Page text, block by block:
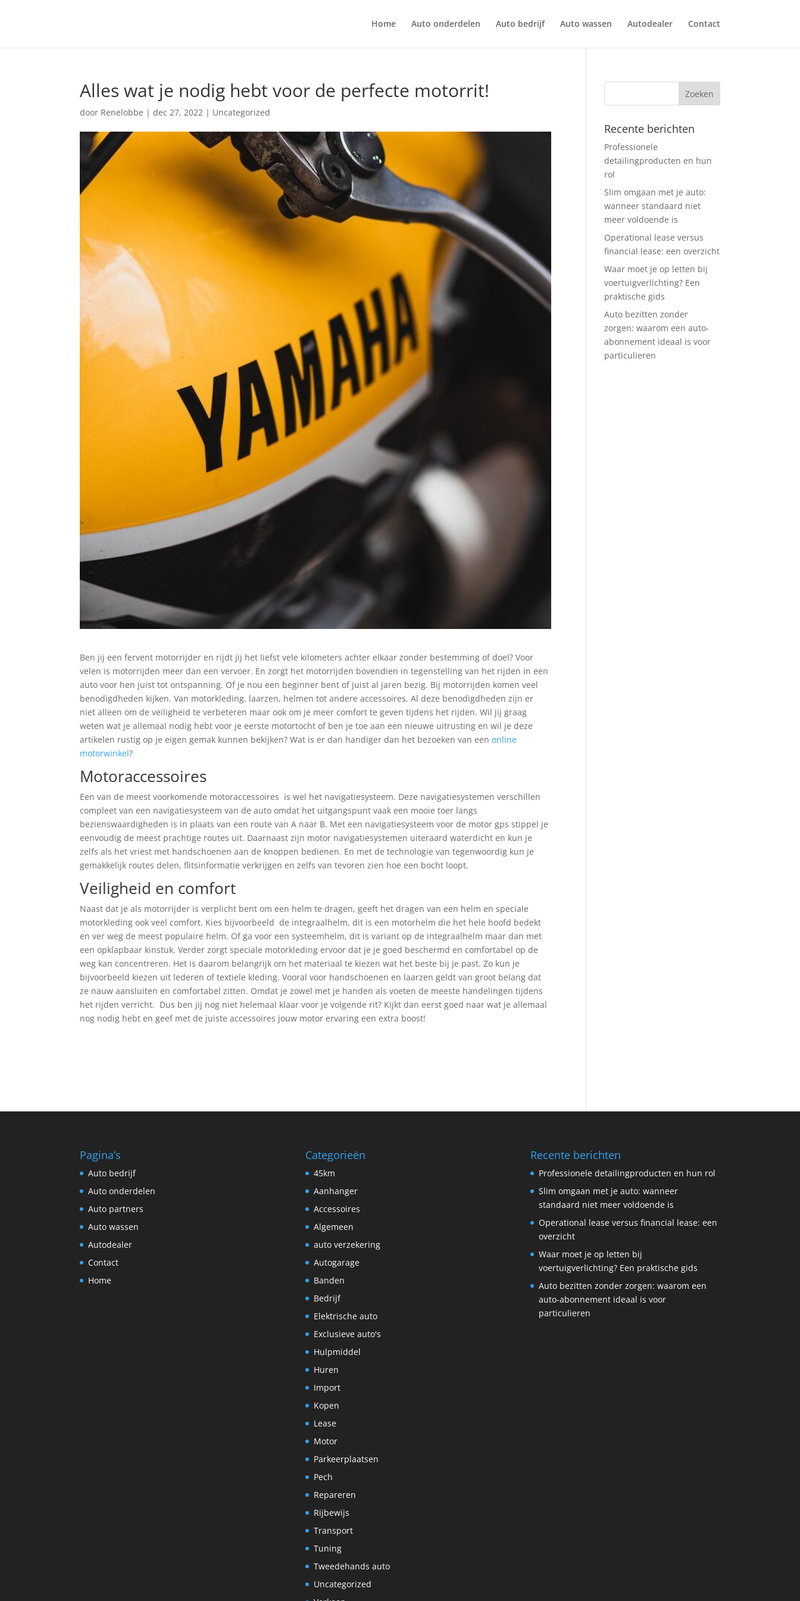
Home Auto onderdelen Auto bedrijf Auto wassen Autodealer Contact
Alles wat je nodig hebt voor de perfecte motorrit!
door Renelobbe |dec 27, 2022 | Uncategorized
Ben jij een fervent motorrijder en rijdt jij het liefst vele kilometers achter elkaar zonder bestemming of doel? Voor
velen is motorrijden meer dan een vervoer. En zorgt het motorrijden bovendien in tegenstelling van het rijden in een
auto voor hen juist tot ontspanning. Of je nou een beginner bent of juist al jaren bezig. Bij motorrijden komen veel
benodigdheden kijken. Van motorkleding, laarzen, helmen tot andere accessoires. Al deze benodigdheden zijn er
niet alleen om de veiligheid te verbeteren maar ook om je meer comfort te geven tijdens het rijden. Wil jij graag
weten wat je allemaal nodig hebt voor je eerste motortocht of ben je toe aan een nieuwe uitrusting en wil je deze
artikelen rustig op je eigen gemak kunnen bekijken? Wat is er dan handiger dan het bezoeken van eenonline
motorwinkel?
Motoraccessoires
Een van de meest voorkomende motoraccessoires is wel het navigatiesysteem. Deze navigatiesystemen verschillen
compleet van een navigatiesysteem van de auto omdat het uitgangspunt vaak een mooie toer langs
bezienswaardigheden is in plaats van een route van A naar B. Met een navigatiesysteem voor de motor gps stippel je
eenvoudig de meest prachtige routes uit. Daarnaast zijn motor navigatiesystemen uiteraard waterdicht en kun je
zelfs als het vriest met handschoenen aan de knoppen bedienen. En met de technologie van tegenwoordig kun je
gemakkelijk routes delen, flitsinformatie verkrijgen en zelfs van tevoren zien hoe een bocht loopt.
Veiligheid en comfort
Naast dat je als motorrijder is verplicht bent om een helm te dragen, geeft het dragen van een helm en speciale
motorkleding ook veel comfort. Kies bijvoorbeeld de integraalhelm, dit is een motorhelm die het hele hoofd bedekt
en ver weg de meest populaire helm. Of ga voor een systeemhelm, dit is variant op de integraalhelm maar dan met
een opklapbaar kinstuk. Verder zorgt speciale motorkleding ervoor dat je je goed beschermd en comfortabel op de
weg kan concentreren. Het is daarom belangrijk om het materiaal te kiezen wat het beste bij je past. Zo kun je
bijvoorbeeld kiezen uit lederen of textiele kleding. Vooral voor handschoenen en laarzen geldt van groot belang dat
ze nauw aansluiten en comfortabel zitten. Omdat je zowel met je handen als voeten de meeste handelingen tijdens
het rijden verricht. Dus ben jij nog niet helemaal klaar voor je volgende rit? Kijkt dan eerst goed naar wat je allemaal
nog nodig hebt en geef met de juiste accessoires jouw motor ervaring een extra boost!
Recente berichten
Professionele
detailingproducten en hun
rol
Slim omgaan met je auto:
wanneer standaard niet
meer voldoende is
Operational lease versus
financial lease: een overzicht
Waar moet je op letten bij
voertuigverlichting? Een
praktische gids
Auto bezitten zonder
zorgen: waarom een auto-
abonnement ideaal is voor
particulieren
Pagina’s
Auto bedrijf
Auto onderdelen
Auto partners
Auto wassen
Autodealer
Contact
Home
Categorieën
45km
Aanhanger
Accessoires
Algemeen
auto verzekering
Autogarage
Banden
Bedrijf
Elektrische auto
Exclusieve auto's
Hulpmiddel
Huren
Import
Kopen
Lease
Motor
Parkeerplaatsen
Pech
Repareren
Rijbewijs
Transport
Tuning
Tweedehands auto
Uncategorized
Recente berichten
Professionele detailingproducten en hun rol
Slim omgaan met je auto: wanneer
standaard niet meer voldoende is
Operational lease versus financial lease: een
overzicht
Waar moet je op letten bij
voertuigverlichting? Een praktische gids
Auto bezitten zonder zorgen: waarom een
auto-abonnement ideaal is voor
particulieren